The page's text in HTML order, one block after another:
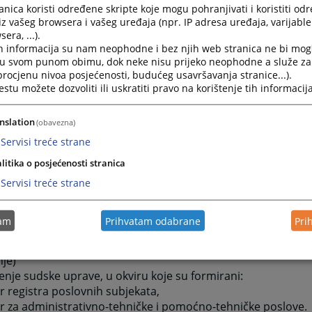
nepristrasno, zakonito, odgovorno, efikasno i
rukovođenje i koordinacija rada uz nadzor nad
radnika i maksimalno korištenje stručnih
radnika,
uspješne saradnje sa drugim organima i
te privrednim i drugim subjektima,
javnosti o radu suda,
savremenih metoda rada i omugućavanje strankama da
način ostvare svoja prava koja im po zakonu pripadaju.
poslova i zadataka iz djelokruga rada suda, obrazovane
jedinice:
sudija i stručnih saradnika (parnično – vanparnično –
sudske uprave, u okviru koje su formirani:
registra poslovnih subjekata,
za administrativno-tehničke i pomoćno-tehničke poslove.
koristi određene skripte koje mogu pohranjivati i koristiti
vašeg browsera i vašeg uređaja (npr. IP adresa uređaja,
...).
informacija su nam neophodne i bez njih web stranica ne bi
svom punom obimu, dok neke nisu prijeko neophodne a služe
nivoa posjećenosti, budućeg usavršavanja stranice...).
možete dozvoliti ili uskratiti pravo na korištenje tih
(obavezna)
Servisi treće strane
o posjećenosti stranica
Servisi treće strane
Prihvatam odabrane